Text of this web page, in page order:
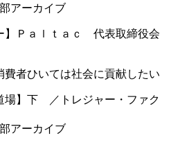
アーカイブ
】Ｐａｌｔａｃ 代表取締役会
費者ひいては社会に貢献したい
アーカイブ